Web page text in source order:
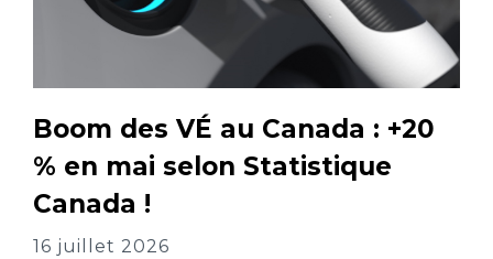
Boom des VÉ au Canada : +20
% en mai selon Statistique
Canada !
16 juillet 2026